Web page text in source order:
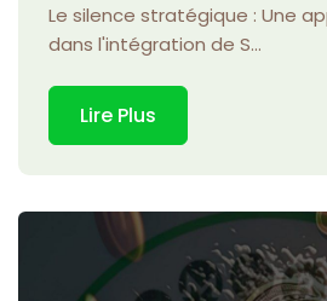
Le silence stratégique : Une
dans l'intégration de S...
Lire Plus